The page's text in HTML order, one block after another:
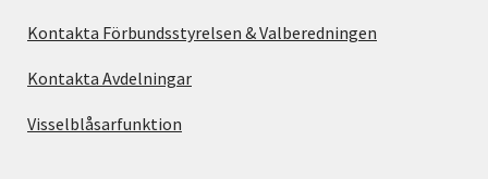
Kontakta Förbundsstyrelsen & Valberedningen
Kontakta Avdelningar
Visselblåsarfunktion